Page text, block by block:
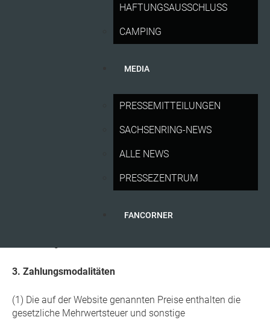
HAFTUNGSAUSSCHLUSS
CAMPING
MEDIA
PRESSEMITTEILUNGEN
SACHSENRING-NEWS
ALLE NEWS
PRESSEZENTRUM
FANCORNER
Kaufangebots dar. Ein Vertrag kommt durch die
Eingangsbestätigung noch nicht zustande.
zustande, wenn der Veranstalter ausdrücklich die
ohne vorherige ausdrückliche Annahmeerklärung – per
Post bzw. per Downloadlink zum Selbstausdrucken an
(5) Zugangsberechtigende Tickets können nur vom
Vorverkaufsstellen erstellt werden (d.h. digital zum
Ausdrucken oder als Papier-Ticket).
(6) Der Kunde sichert zu, dass die im Rahmen des
3. Zahlungsmodalitäten
(1) Die auf der Website genannten Preise enthalten die
gesetzliche Mehrwertsteuer und sonstige